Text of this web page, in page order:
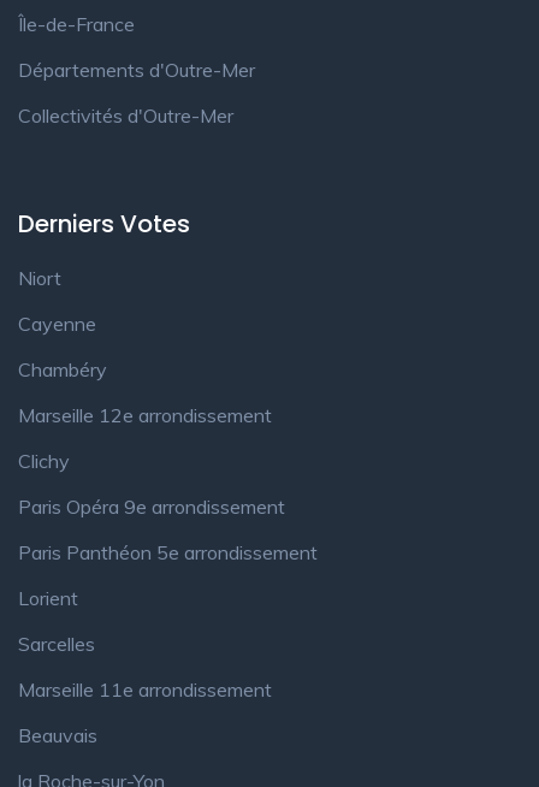
Île-de-France
Départements d'Outre-Mer
Collectivités d'Outre-Mer
Derniers Votes
Niort
Cayenne
Chambéry
Marseille 12e arrondissement
Clichy
Paris Opéra 9e arrondissement
Paris Panthéon 5e arrondissement
Lorient
Sarcelles
Marseille 11e arrondissement
Beauvais
la Roche-sur-Yon